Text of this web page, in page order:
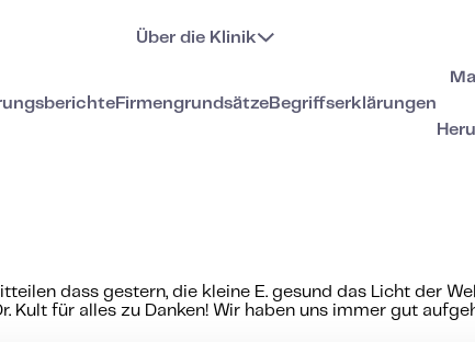
Über die Klinik
Firmengrundsätze Begriffserklärungen
dass gestern, die kleine E. gesund das Licht der
für alles zu Danken! Wir haben uns immer gut